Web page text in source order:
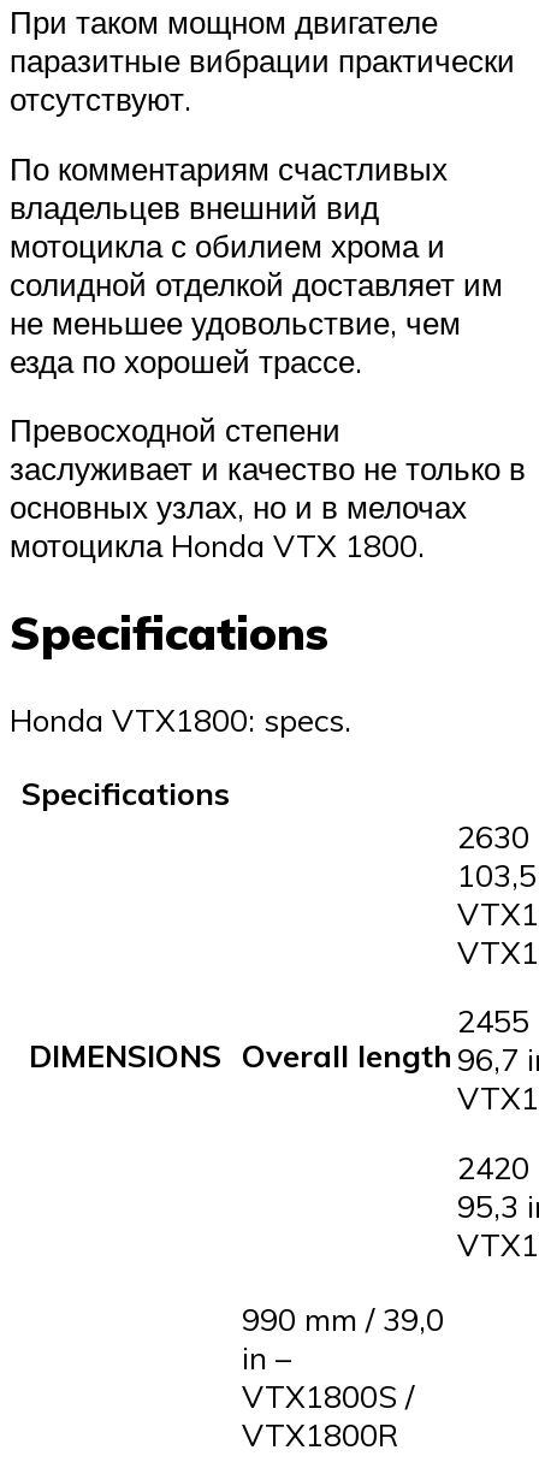
При таком мощном двигателе
паразитные вибрации практически
отсутствуют.
По комментариям счастливых
владельцев внешний вид
мотоцикла с обилием хрома и
солидной отделкой доставляет им
не меньшее удовольствие, чем
езда по хорошей трассе.
Превосходной степени
заслуживает и качество не только в
основных узлах, но и в мелочах
мотоцикла Honda VTX 1800.
Specifications
Honda VTX1800: specs.
Specifications
DIMENSIONS Overall length
2630
2455
96,7
2420
95,3
990 mm / 39,0
in –
VTX1800S /
VTX1800R